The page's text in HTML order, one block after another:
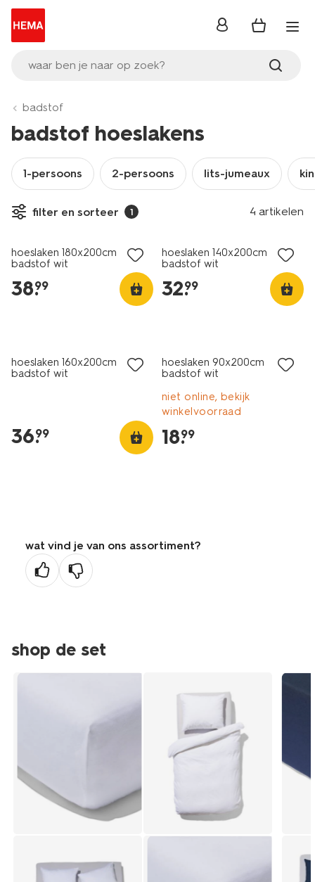
waar ben je naar op zoek?
inloggen
badstof
badstof hoeslakens
1-persoons 2-persoons lits-jumeaux
filter en sorteer 1 4 artikelen
hoeslaken 180x200cm
badstof wit
38.
99
hoeslaken 140x200cm
badstof wit
32.
99
hoeslaken 160x200cm
badstof wit
36.
99
hoeslaken 90x200cm
badstof wit
niet online, bekijk
winkelvoorraad
18.
99
wat vind je van ons assortiment?
shop de set